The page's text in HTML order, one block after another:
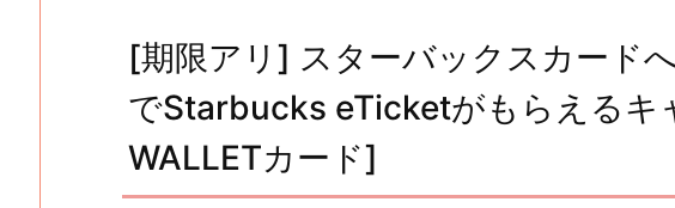
[期限アリ] スターバックスカード
でStarbucks eTicketがもらえるキ
WALLETカード]